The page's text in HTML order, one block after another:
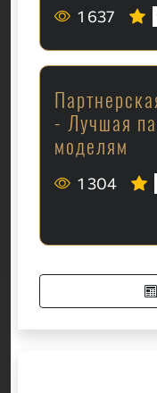
1 637
- Лучшая
моделям
1 304